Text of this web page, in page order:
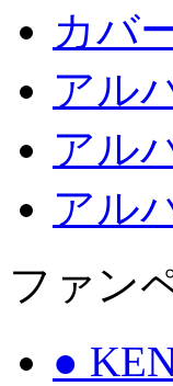
カバ
アル
アル
アル
ファン
●